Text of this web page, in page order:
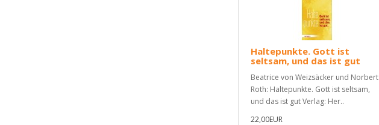
Haltepunkte. Gott ist
seltsam, und das ist gut
Beatrice von Weizsäcker und Norbert
Roth: Haltepunkte. Gott ist seltsam,
und das ist gut Verlag: Her..
22,00EUR